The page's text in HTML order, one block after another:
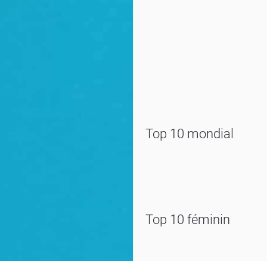
Top 10 mondial
Top 10 féminin